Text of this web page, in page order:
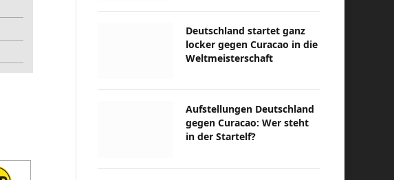
Deutschland startet ganz
locker gegen Curacao in die
Weltmeisterschaft
Aufstellungen Deutschland
gegen Curacao: Wer steht
in der Startelf?